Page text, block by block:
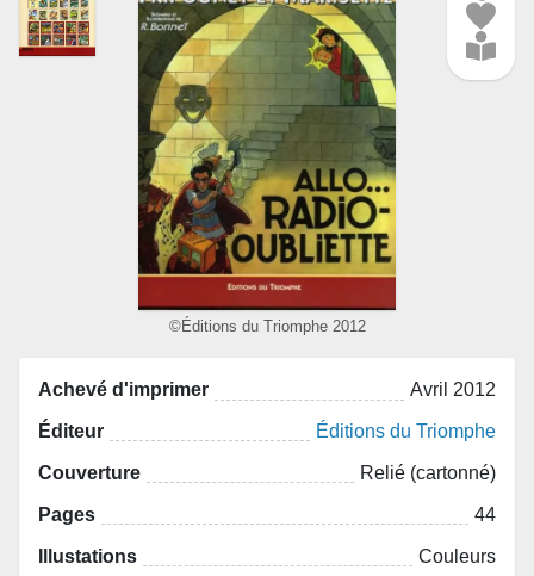
©Éditions du Triomphe 2012
Achevé d'imprimer Avril 2012
Éditeur Éditions du Triomphe
Couverture Relié (cartonné)
Pages 44
Illustations Couleurs